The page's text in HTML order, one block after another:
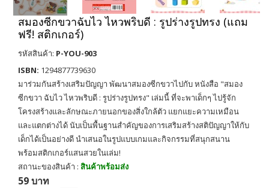
สมองซีกขวาฉับไว ไหวพริบดี : รูปร่างรูปทรง (แถม
ฟรี! สติกเกอร์)
รหัสสินค้า: P-YOU-903
ISBN: 1294877739630
มาร่วมกันสร้างเสริมปัญญา พัฒนาสมองซีกขวาไปกับ หนังสือ "สมอง
ซีกขวา ฉับไว ไหวพริบดี : รูปร่างรูปทรง" เล่มนี้ ที่จะพาเด็กๆ ไปรู้จัก
โครงสร้างและลักษณะภายนอกของสิ่งใกล้ตัว แยกแยะความเหมือน
และแตกต่างได้ นับเป็นพื้นฐานสำคัญของการเสริมสร้างสติปัญญาให้กับ
เด็กได้เป็นอย่างดี นำเสนอในรูปแบบเกมและกิจกรรมที่สนุกสนาน
พร้อมสติกเกอร์แสนสวยในเล่ม!
สถานะของสินค้า : สินค้าพร้อมส่ง
59 บาท